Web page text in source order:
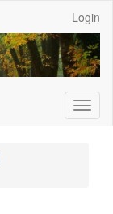
Login